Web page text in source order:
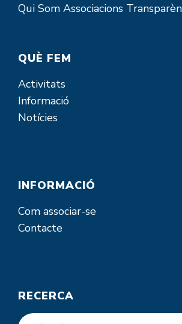
Qui Som Associacions
QUÈ FEM
Activitats
Informació
Notícies
INFORMACIÓ
Com associar-se
Contacte
RECERCA